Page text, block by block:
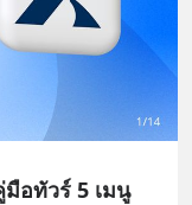
อทัวร์ 5 เมนู